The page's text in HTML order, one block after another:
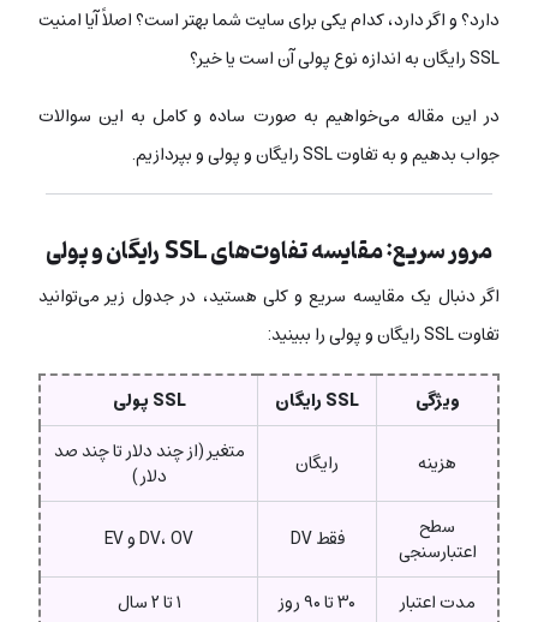
دارد؟ و اگر دارد، کدام یکی برای سایت شما بهتر است؟ اصلاً آیا امنیت
SSL رایگان به اندازه نوع پولی آن است یا خیر؟
در این مقاله می‌خواهیم به صورت ساده و کامل به این سوالات
جواب بدهیم و به تفاوت SSL رایگان و پولی و بپردازیم.
مرور سریع: مقایسه تفاوت‌های SSL رایگان و پولی
اگر دنبال یک مقایسه سریع و کلی هستید، در جدول زیر می‌توانید
تفاوت SSL رایگان و پولی را ببینید:
ویژگی SSL رایگان
SSL پولی
هزینه
رایگان متغیر (از چند دلار تا چند صد
دلار)
سطح
اعتبارسنجی فقط DV
DV، OV و EV
مدت اعتبار
۳۰ تا ۹۰ روز
۱ تا ۲ سال